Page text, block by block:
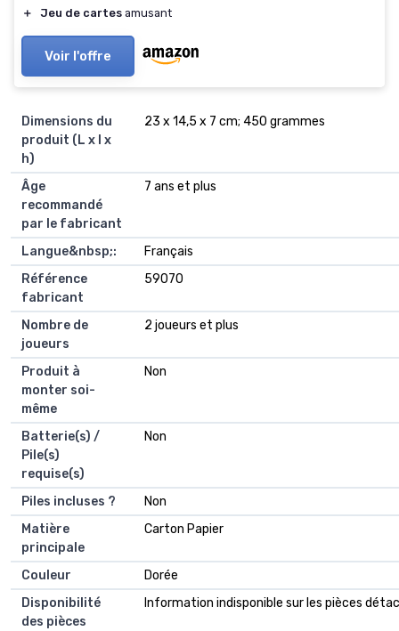
＋
Jeu de cartes amusant
Voir l'offre
Dimensions du
produit (L x l x
h)
‎23 x 14,5 x 7 cm; 450 grammes
Âge
recommandé
par le fabricant
‎7 ans et plus
Langue&nbsp;:
‎Français
Référence
fabricant
‎59070
Nombre de
joueurs
‎2 joueurs et plus
Produit à
monter soi-
même
‎Non
Batterie(s) /
Pile(s)
requise(s)
‎Non
Piles incluses ?
‎Non
Matière
principale
‎Carton Papier
Couleur
‎Dorée
Disponibilité
des pièces
‎Information indisponible sur les pièces